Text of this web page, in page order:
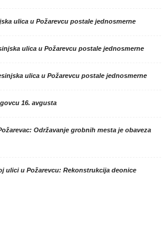
ulica u Požarevcu postale jednosmerne
ulica u Požarevcu postale jednosmerne
ulica u Požarevcu postale jednosmerne
16. avgusta
Održavanje grobnih mesta je obaveza
ulici u Požarevcu: Rekonstrukcija deonice